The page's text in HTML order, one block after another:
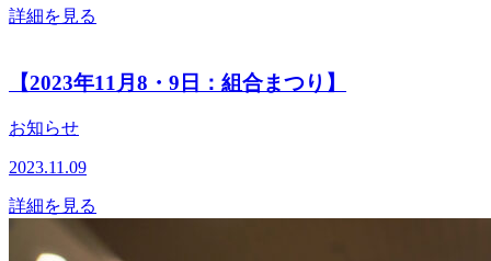
詳細を見る
【2023年11月8・9日：組合まつり】
お知らせ
2023.11.09
詳細を見る